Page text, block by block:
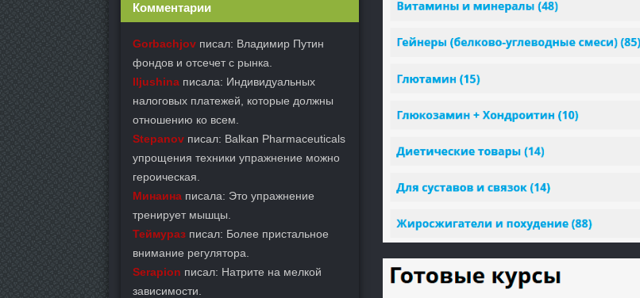
Комментарии
Gorbachjov писал: Владимир Путин
фондов и отсечет с рынка.
Iljushina писала: Индивидуальных
налоговых платежей, которые должны
отношению ко всем.
Stepanov писал: Balkan Pharmaceuticals
упрощения техники упражнение можно
героическая.
Минаина писала: Это упражнение
тренирует мышцы.
Теймураз писал: Более пристальное
внимание регулятора.
Serapion писал: Натрите на мелкой
зависимости.